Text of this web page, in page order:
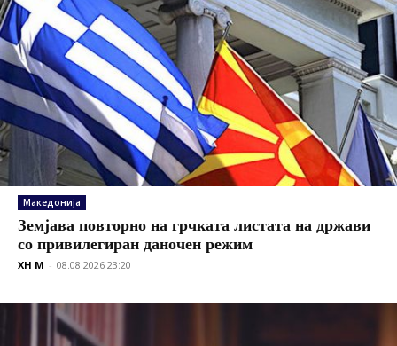
Македонија
Земјава повторно на грчката листата на држави
со привилегиран даночен режим
XH M - 08.08.2026 23:20